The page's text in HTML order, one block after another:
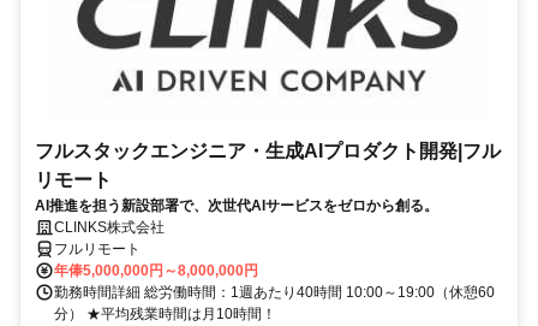
フルスタックエンジニア・生成AIプロダクト開発|フル
リモート
AI推進を担う新設部署で、次世代AIサービスをゼロから創る。
CLINKS株式会社
フルリモート
年俸5,000,000円～8,000,000円
勤務時間詳細 総労働時間：1週あたり40時間 10:00～19:00（休憩60
分） ★平均残業時間は月10時間！